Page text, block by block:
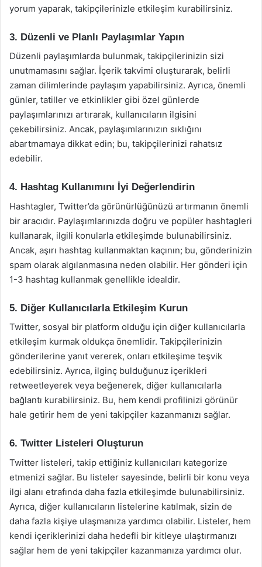
yorum yaparak, takipçilerinizle etkileşim kurabilirsiniz.
3. Düzenli ve Planlı Paylaşımlar Yapın
Düzenli paylaşımlarda bulunmak, takipçilerinizin sizi
unutmamasını sağlar. İçerik takvimi oluşturarak, belirli
zaman dilimlerinde paylaşım yapabilirsiniz. Ayrıca, önemli
günler, tatiller ve etkinlikler gibi özel günlerde
paylaşımlarınızı artırarak, kullanıcıların ilgisini
çekebilirsiniz. Ancak, paylaşımlarınızın sıklığını
abartmamaya dikkat edin; bu, takipçilerinizi rahatsız
edebilir.
4. Hashtag Kullanımını İyi Değerlendirin
Hashtagler, Twitter’da görünürlüğünüzü artırmanın önemli
bir aracıdır. Paylaşımlarınızda doğru ve popüler hashtagleri
kullanarak, ilgili konularla etkileşimde bulunabilirsiniz.
Ancak, aşırı hashtag kullanmaktan kaçının; bu, gönderinizin
spam olarak algılanmasına neden olabilir. Her gönderi için
1-3 hashtag kullanmak genellikle idealdir.
5. Diğer Kullanıcılarla Etkileşim Kurun
Twitter, sosyal bir platform olduğu için diğer kullanıcılarla
etkileşim kurmak oldukça önemlidir. Takipçilerinizin
gönderilerine yanıt vererek, onları etkileşime teşvik
edebilirsiniz. Ayrıca, ilginç bulduğunuz içerikleri
retweetleyerek veya beğenerek, diğer kullanıcılarla
bağlantı kurabilirsiniz. Bu, hem kendi profilinizi görünür
hale getirir hem de yeni takipçiler kazanmanızı sağlar.
6. Twitter Listeleri Oluşturun
Twitter listeleri, takip ettiğiniz kullanıcıları kategorize
etmenizi sağlar. Bu listeler sayesinde, belirli bir konu veya
ilgi alanı etrafında daha fazla etkileşimde bulunabilirsiniz.
Ayrıca, diğer kullanıcıların listelerine katılmak, sizin de
daha fazla kişiye ulaşmanıza yardımcı olabilir. Listeler, hem
kendi içeriklerinizi daha hedefli bir kitleye ulaştırmanızı
sağlar hem de yeni takipçiler kazanmanıza yardımcı olur.